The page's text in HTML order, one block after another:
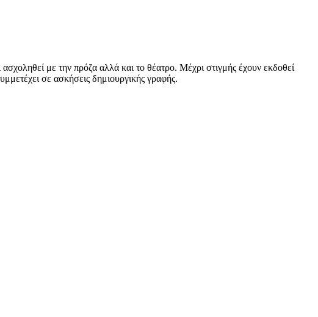
με την πρόζα αλλά και το θέατρο. Μέχρι στιγμής έχουν εκδοθεί
σε ασκήσεις δημιουργικής γραφής.